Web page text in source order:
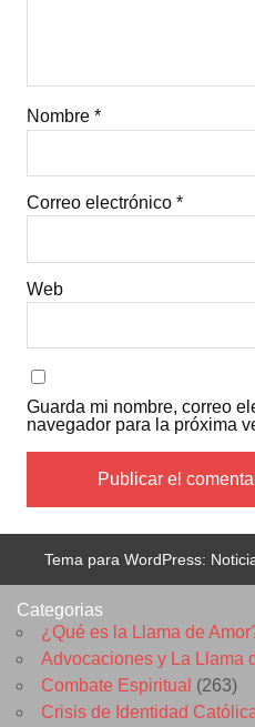
Nombre *
Correo electrónico *
Web
Guarda mi nombre, correo
navegador para la próxima
Tema para WordPress:
Categorias
¿Qué es la Llama de
Advocaciones y La Llama
Combate Espiritual (263)
Crisis de Identidad